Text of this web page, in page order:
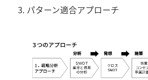
3. パターン適合アプローチ